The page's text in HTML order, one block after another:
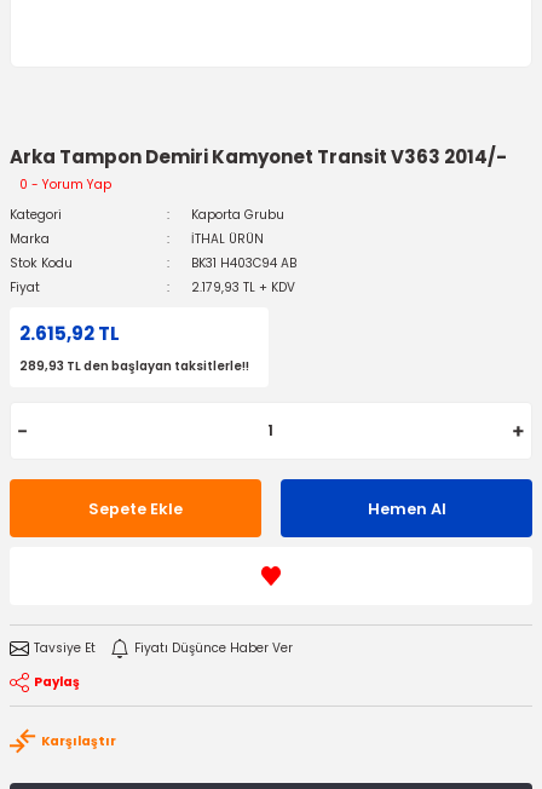
Arka Tampon Demiri Kamyonet Transit V363 2014/-
0 - Yorum Yap
Kategori
Kaporta Grubu
Marka
İTHAL ÜRÜN
Stok Kodu
BK31 H403C94 AB
Fiyat
2.179,93 TL + KDV
2.615,92 TL
289,93 TL den başlayan taksitlerle!!
Sepete Ekle Hemen Al
Tavsiye Et
Fiyatı Düşünce Haber Ver
Paylaş
Karşılaştır